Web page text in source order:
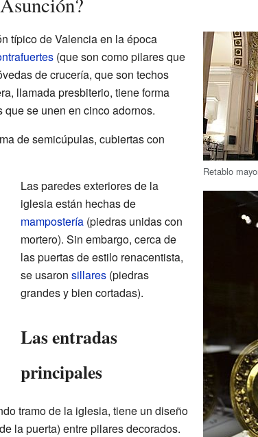
Retablo
típico de Valencia en la época
(que son como pilares que
de crucería, que son techos
llamada presbiterio, tiene forma
se unen en cinco adornos.
de semicúpulas, cubiertas con
Las paredes exteriores de la
iglesia están hechas de
mampostería(piedras unidas con
mortero). Sin embargo, cerca de
las puertas de estilo renacentista,
se usaron sillares(piedras
grandes y bien cortadas).
Las entradas
principales
tramo de la iglesia, tiene un diseño
la puerta) entre pilares decorados.